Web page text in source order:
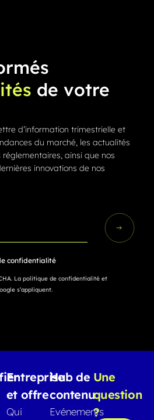
de votre
d’information trimestrielle et
du marché, les actualités
ainsi que nos
innovations de nos
confidentialité
La politique de confidentialité et
s’appliquent.
Entreprise
et offre
Qui
Hub de
contenu
Evénements
Une
question
?